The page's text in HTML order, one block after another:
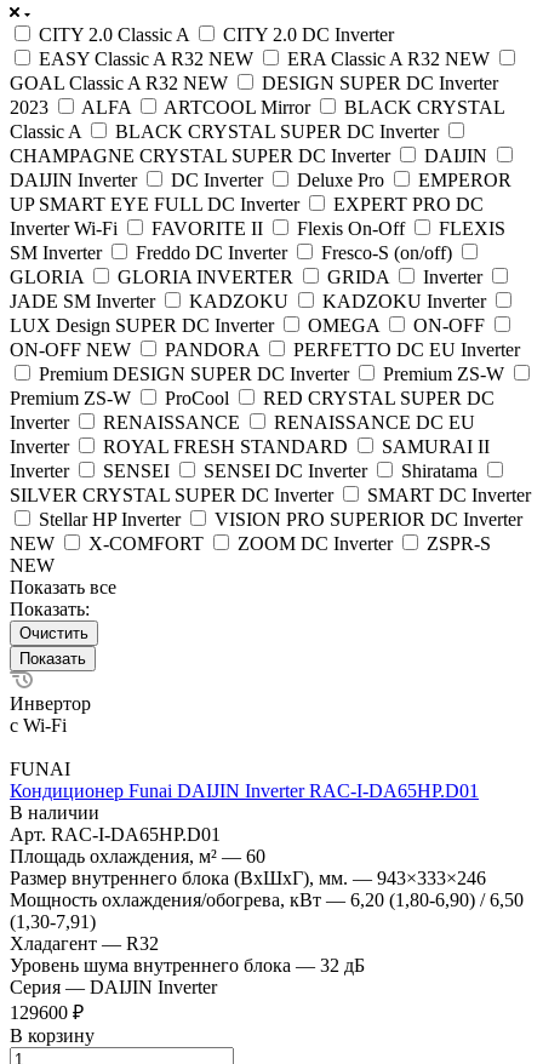
CITY 2.0 Classic A
CITY 2.0 DC Inverter
EASY Classic A R32 NEW
ERA Classic A R32 NEW
GOAL Classic A R32 NEW
DESIGN SUPER DC Inverter
2023
ALFA ARTCOOL Mirror
BLACK CRYSTAL
Classic A
BLACK CRYSTAL SUPER DC Inverter
CHAMPAGNE CRYSTAL SUPER DC Inverter
DAIJIN
DAIJIN Inverter
DC Inverter Deluxe Pro
EMPEROR
UP SMART EYE FULL DC Inverter
EXPERT PRO DC
Inverter Wi-Fi
FAVORITE II Flexis On-Off
FLEXIS
SM Inverter
Freddo DC Inverter
Fresco-S (on/off)
GLORIA
GLORIA INVERTER GRIDA
Inverter
JADE SM Inverter
KADZOKU
KADZOKU Inverter
LUX Design SUPER DC Inverter
OMEGA
ON-OFF
ON-OFF NEW
PANDORA
PERFETTO DC EU Inverter
Premium DESIGN SUPER DC Inverter
Premium ZS-W
Premium ZS-W
ProCool
RED CRYSTAL SUPER DC
Inverter
RENAISSANCE
RENAISSANCE DC EU
Inverter
ROYAL FRESH STANDARD
SAMURAI II
Inverter
SENSEI SENSEI DC Inverter
Shiratama
SILVER CRYSTAL SUPER DC Inverter
SMART DC Inverter
Stellar HP Inverter
VISION PRO SUPERIOR DC Inverter
NEW
X-COMFORT ZOOM DC Inverter
ZSPR-S
NEW
Показать все
Показать:
Очистить
Инвертор
с Wi-Fi
FUNAI
Кондиционер Funai DAIJIN Inverter RAC-I-DA65HP.D01
В наличии
Арт. RAC-I-DA65HP.D01
Площадь охлаждения, м² — 60
Размер внутреннего блока (ВхШхГ), мм. — 943×333×246
Мощность охлаждения/обогрева, кВт — 6,20 (1,80-6,90) / 6,50
(1,30-7,91)
Хладагент — R32
Уровень шума внутреннего блока — 32 дБ
Серия — DAIJIN Inverter
129600 ₽
В корзину